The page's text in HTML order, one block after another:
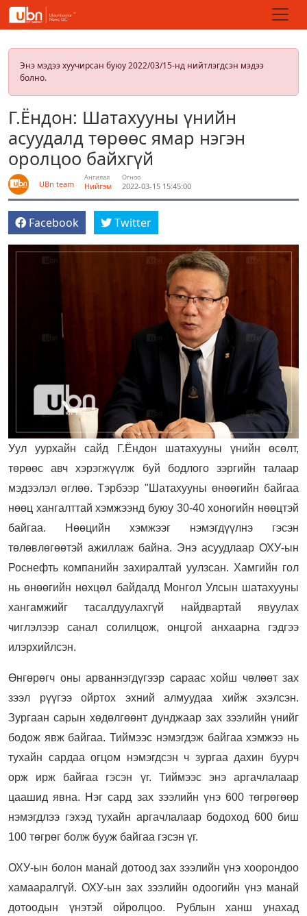
Энэ мэдээ хуучирсан буюу 2022/03/15-нд нийтлэгдсэн мэдээ
болно.
Г.Ёндон: Шатахууны үнийн
асуудалд төрөөс ямар нэгэн
оролцоо байхгүй
UBn team
Ангилал
Нийгэм
Огноо
2022-03-15 15:45:00
Facebook Twitter
Уул уурхайн сайд Г.Ёндон шатахууны үнийн өсөлт,
төрөөс авч хэрэгжүүлж буй бодлого зэргийн талаар
мэдээлэл өглөө. Тэрбээр "Шатахууны өнөөгийн байгаа
нөөц хангалттай хэмжээнд буюу 30-40 хоногийн нөөцтэй
байгаа. Нөөцийн хэмжээг нэмэгдүүлнэ гэсэн
төлөвлөгөөтэй ажиллаж байна. Энэ асуудлаар ОХУ-ын
Роснефть компанийн захиралтай уулзсан. Хамгийн гол
нь өнөөгийн нөхцөл байдалд Монгол Улсын шатахууны
хангамжийг тасалдуулахгүй найдвартай явуулах
чиглэлээр санал солилцож, онцгой анхаарна гэдгээ
илэрхийлсэн.
Өнгөрөгч оны арваннэгдүгээр сараас хойш чөлөөт зах
зээл рүүгээ ойртох эхний алмуудаа хийж эхэлсэн.
Зургаан сарын хөдөлгөөнт дунджаар зах зээлийн үнийг
бодож явж байгаа. Тиймээс нэмэгдэж байгаа хэмжээ нь
тухайн сардаа огцом нэмэгдсэн ч зургаа дахин буурч
орж ирж байгаа гэсэн үг. Тиймээс энэ аргачлалаар
цаашид явна. Нэг сард зах зээлийн үнэ 600 төгрөгөөр
нэмэгдлээ гэхэд тухайн аргачлалаар бодоход 600 биш
100 төгрөг болж бууж байгаа гэсэн үг.
ОХУ-ын болон манай дотоод зах зээлийн үнэ хоорондоо
хамааралгүй. ОХУ-ын зах зээлийн одоогийн үнэ манай
дотоодын үнэтэй ойролцоо. Рублын ханш унахад